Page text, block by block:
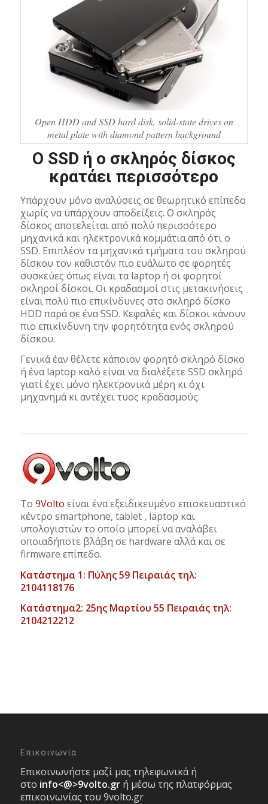
Open HDD and SSD hard disk, solid-state drives on
metal plate with diamond pattern background
Ο SSD ή ο σκληρός δίσκος
κρατάει περισσότερο
Υπάρχουν μόνο αναλύσεις σε θεωρητικό επίπεδο
χωρίς να υπάρχουν αποδείξεις. Ο σκληρός
δίσκος αποτελείται από πολύ περισσότερο
μηχανικά και ηλεκτρονικά κομμάτια από ότι ο
SSD. Επιπλέον τα μηχανικά τμήματα του σκληρού
δίσκου τον καθιστόν πιο ευάλωτο σε φορητές
συσκεύες όπως είναι τα laptop ή οι φορητοί
σκληροί δίσκοι. Οι κραδασμοί στις μετακινήσεις
είναι πολύ πιο επικίνδυνες στο σκληρό δίσκο
HDD παρά σε ένα SSD. Κεφαλές και δίσκοι κάνουν
πιο επικίνδυνη την φορητότητα ενός σκληρού
δίσκου.
Γενικά έαν θέλετε κάποιον φορητό σκληρό δίσκο
ή ένα laptop καλό είναι να διαλέξετε SSD σκληρό
γιατί έχει μόνο ηλεκτρονικά μέρη κι όχι
μηχανημά κι αντέχει τυος κραδασμούς.
Το 9Volto είναι ένα εξειδικευμένο επισκευαστικό
κέντρο smartphone, tablet , laptop και
υπολογιστών το οποίο μπορεί να αναλάβει
οποιαδήποτε βλάβη σε hardware αλλά και σε
firmware επίπεδο.
Κατάστημα 1: Πύλης 59 Πειραιάς τηλ:
2104118176
Κατάστημα2: 25ης Μαρτίου 55 Πειραιάς τηλ:
2104212212
Επικοινωνία
Επικοινωνήστε μαζί μας τηλεφωνικά ή
στο info<@>9volto.gr ή μέσω της πλατφόρμας
επικοινωνίας του 9volto.gr